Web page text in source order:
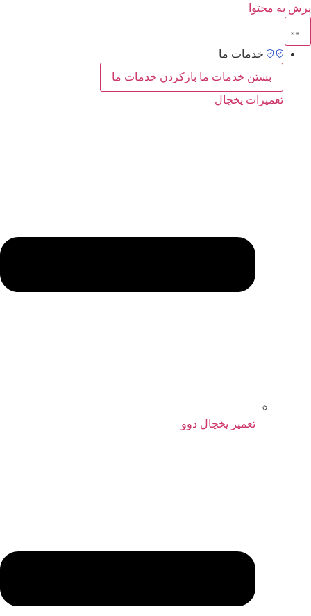
پرش به محتوا
خدمات ما
بستن خدمات ما بازکردن خدمات ما
تعمیرات یخچال
تعمیر یخچال دوو